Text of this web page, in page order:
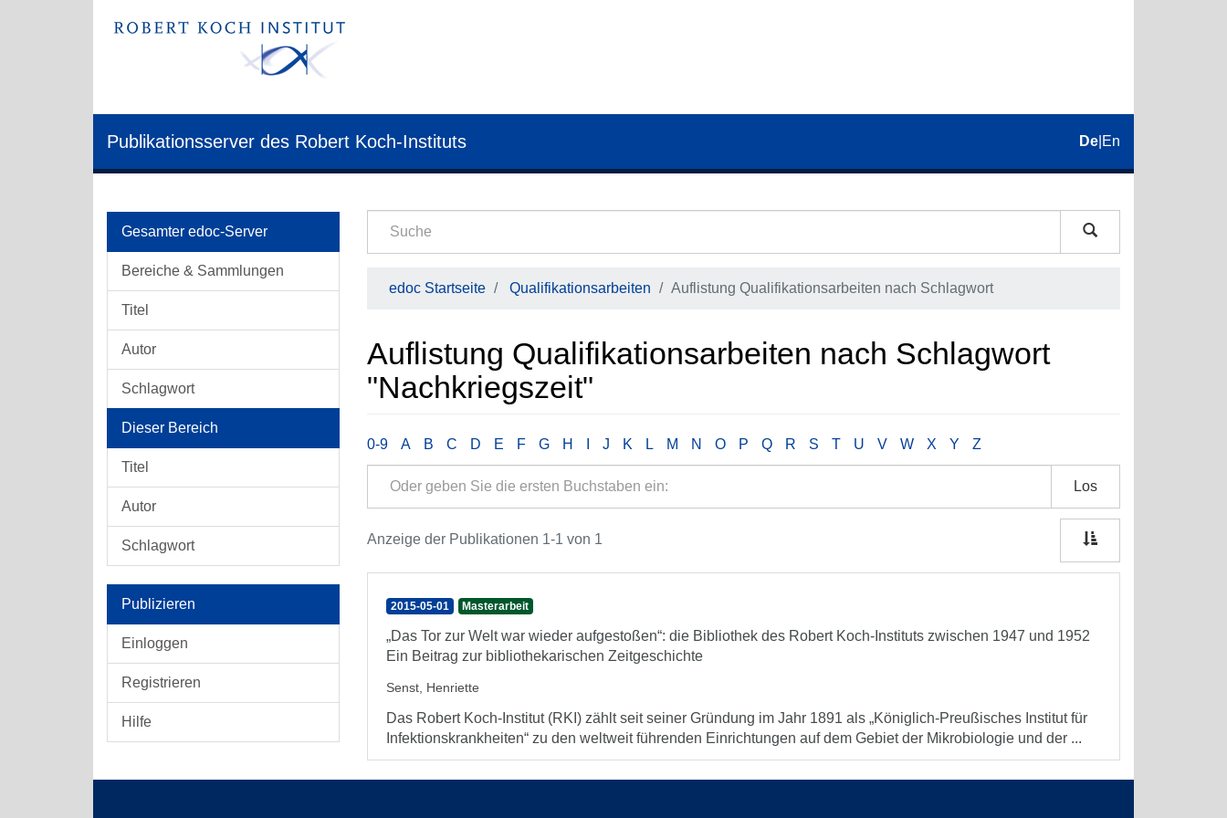
Publikationsserver des Robert Koch-Instituts De En
Gesamter edoc-Server
Bereiche & Sammlungen
Titel
Autor
Schlagwort
Dieser Bereich
Titel
Autor
Schlagwort
Publizieren
Einloggen
Registrieren
Hilfe
edoc Startseite Qualifikationsarbeiten Auflistung Qualifikationsarbeiten nach Schlagwort
Auflistung Qualifikationsarbeiten nach Schlagwort
"Nachkriegszeit"
0-9 A B C D E F G H J K L M N O P Q R S T U V W X Y Z
Los
Anzeige der Publikationen 1-1 von 1
2015-05-01 Masterarbeit
„Das Tor zur Welt war wieder aufgestoßen“: die Bibliothek des Robert Koch-Instituts zwischen 1947 und 1952
Ein Beitrag zur bibliothekarischen Zeitgeschichte
Senst, Henriette
Das Robert Koch-Institut (RKI) zählt seit seiner Gründung im Jahr 1891 als „Königlich-Preußisches Institut für
Infektionskrankheiten“ zu den weltweit führenden Einrichtungen auf dem Gebiet der Mikrobiologie und der ...